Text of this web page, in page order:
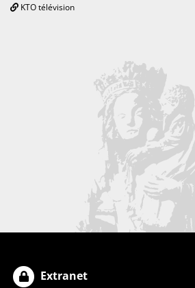
KTO télévision
Extranet